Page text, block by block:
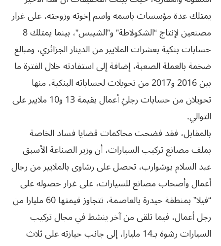
يمتلك عدة مؤسسات باسمه واسم إخوته وزوجته، على غرار
مصنعين لإنتاج “الشكولاطة” و”الشيبس”، بينما يمتلك 8
حسابات بنكية بعشرات الملايير من الدينار الجزائري، ومبالغ
ضخمة بالعملة الصعبة، إضافة إلى استفادته خلال الفترة ما
بين 2016 و2017 من تحويلات لحساباته البنكية، منها
تحويلان من حسابات رجليْ أعمال بقيمة 13 و10 ملايير على
التوالي.
بالمقابل، فقد فضحت محاكمات قضايا فساد الخاصة
بملف مصانع تركيب السيارات، أن وزير الصناعة الأسبق
عبد السلام بوشوارب، تحصل على رشاوى بالملايير من رجال
أعمال وأصحاب مصانع للسيارات، على غرار حصوله على
“فيلا” بمنطقة حيدرة بالعاصمة، تتجاوز قيمتها 60 مليارا من
رجل أعمال، فيما تلقى من آخر ينشط في مجال تركيب
السيارات رشوة بـ14 مليارا، إلى جانب حيازته على ثلاث